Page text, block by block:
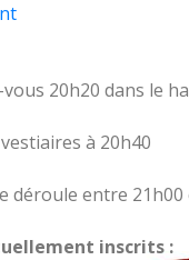
20h20 dans le
à 20h40
déroule entre 21h00
inscrits :